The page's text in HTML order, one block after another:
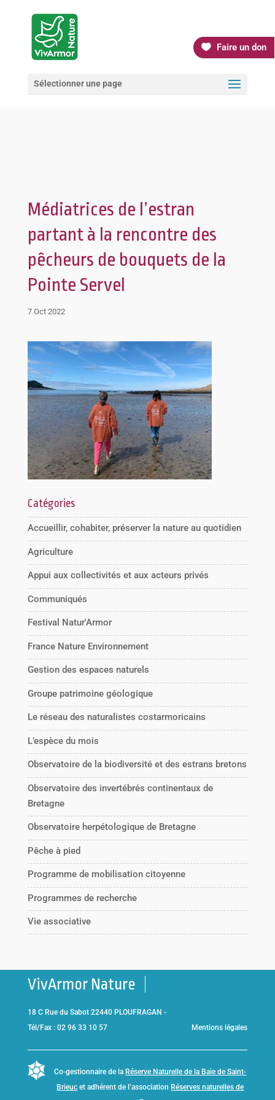
Faire un don
Sélectionner une page
Médiatrices de l’estran
partant à la rencontre des
pêcheurs de bouquets de la
Pointe Servel
7 Oct 2022
Catégories
Accueillir, cohabiter, préserver la nature au quotidien
Agriculture
Appui aux collectivités et aux acteurs privés
Communiqués
Festival Natur'Armor
France Nature Environnement
Gestion des espaces naturels
Groupe patrimoine géologique
Le réseau des naturalistes costarmoricains
L’espèce du mois
Observatoire de la biodiversité et des estrans bretons
Observatoire des invertébrés continentaux de
Bretagne
Observatoire herpétologique de Bretagne
Pêche à pied
Programme de mobilisation citoyenne
Programmes de recherche
Vie associative
VivArmor Nature
18 C Rue du Sabot 22440 PLOUFRAGAN -
Tél/Fax : 02 96 33 10 57
Mentions légales
Co-gestionnaire de la Réserve Naturelle de la Baie de Saint-
Brieuc et adhérent de l’association Réserves naturelles de